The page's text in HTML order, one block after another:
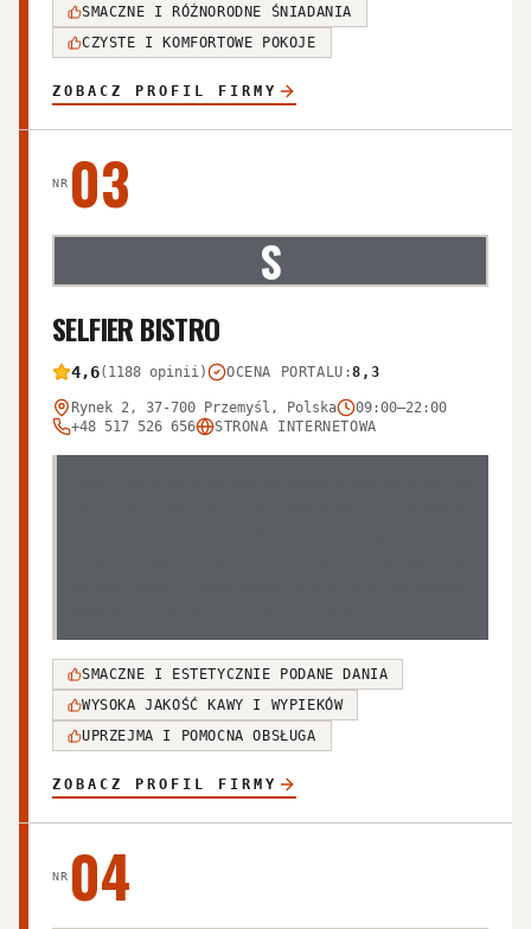
SMACZNE I RÓŻNORODNE ŚNIADANIA
CZYSTE I KOMFORTOWE POKOJE
ZOBACZ PROFIL FIRMY
NR 03
S
SELFIER BISTRO
4,6(1188 opinii) OCENA PORTALU :8,3
Rynek 2, 37-700 Przemyśl, Polska
09:00–22:00
+48 517 526 656
STRONA INTERNETOWA
SMACZNE I ESTETYCZNIE PODANE DANIA
WYSOKA JAKOŚĆ KAWY I WYPIEKÓW
UPRZEJMA I POMOCNA OBSŁUGA
ZOBACZ PROFIL FIRMY
NR 04